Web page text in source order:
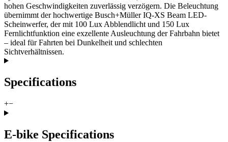
hohen Geschwindigkeiten zuverlässig verzögern. Die Beleuchtung
übernimmt der hochwertige Busch+Müller IQ-XS Beam LED-
Scheinwerfer, der mit 100 Lux Abblendlicht und 150 Lux
Fernlichtfunktion eine exzellente Ausleuchtung der Fahrbahn bietet
– ideal für Fahrten bei Dunkelheit und schlechten
Sichtverhältnissen.
Specifications
+−
E-bike Specifications